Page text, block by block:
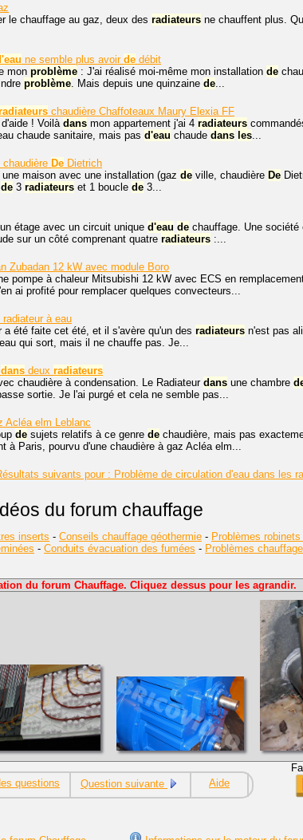
le chauffage au gaz, deux des radiateurs ne chauffent plus.
ne semble plus avoir de débit
mon problème : J'ai réalisé moi-même mon installation de
problème. Mais depuis une quinzaine de...
chaudière Chaffoteaux Maury Elexia FF
! Voilàdans mon appartement j'ai 4 radiateurs
chaude sanitaire, mais pas d'eau chaude dans les...
chaudière De Dietrich
maison avec une installation (gaz de ville, chaudière De
de 3 radiateurs et 1 boucle de 3...
étage avec un circuit unique d'eau de chauffage. Une
sur un côté comprenant quatre radiateurs :...
Zubadan 12 kW avec module Boro
pompe à chaleur Mitsubishi 12 kW avec ECS en
ai profité pour remplacer quelques convecteurs...
radiateur à eau
a été faite cet été, et il s'avère qu'un des radiateurs n'est pas
qui sort, mais il ne chauffe pas. Je...
dans deux radiateurs
chaudière à condensation. Le Radiateur dans une chambre
sortie. Je l'ai purgé et cela ne semble pas...
Acléa elm Leblanc
de sujets relatifs à ce genre de chaudière, mais pas
à Paris, pourvu d'une chaudière à gaz Acléa elm...
suivants pour : Problème de circulation d'eau dans les
du forum chauffage
inserts - Conseils chauffage géothermie - Problèmes
- Conduits évacuation des fumées - Problèmes
du forum Chauffage. Cliquez dessus pour les agrandir.
questions Question suivante Aide